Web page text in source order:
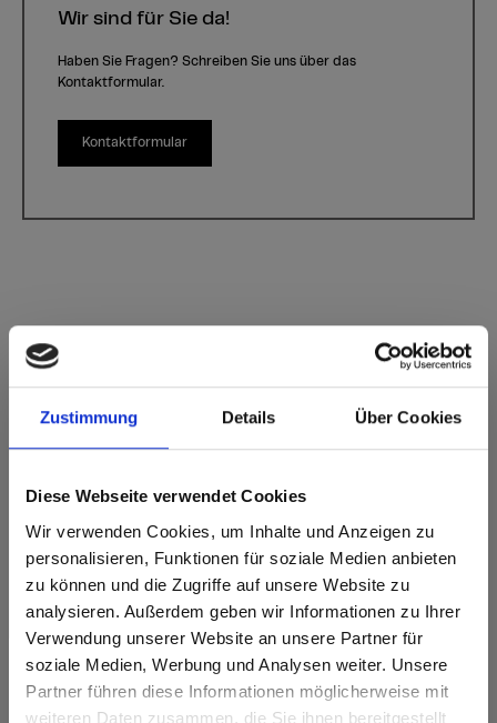
Zustimmung Details Über Cookies
Diese Webseite verwendet Cookies
Wir verwenden Cookies, um Inhalte und Anzeigen zu
personalisieren, Funktionen für soziale Medien anbieten
zu können und die Zugriffe auf unsere Website zu
analysieren. Außerdem geben wir Informationen zu Ihrer
Verwendung unserer Website an unsere Partner für
soziale Medien, Werbung und Analysen weiter. Unsere
Partner führen diese Informationen möglicherweise mit
weiteren Daten zusammen, die Sie ihnen bereitgestellt
sr.modal is not closeable
Are you based in the Vereinigte
Wir sind für Sie da!
Haben Sie Fragen? Schreiben Sie uns über das
Kontaktformular.
Kontaktformular
Max Compact Interior Schwarzer Kern 0421
Dieses Dekor ist richtungsorientiert (laengs). Bitte bei
Leicht zu reinigen Schlagzäh
Kratzfest Lösungsmittelbeständig
Statisch
beanspruchbar